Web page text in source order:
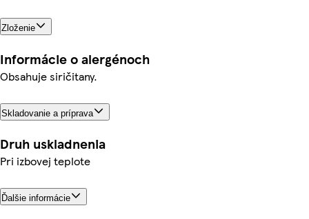
Zloženie
Informácie o alergénoch
Obsahuje siričitany.
Skladovanie a príprava
Druh uskladnenia
Pri izbovej teplote
Ďalšie informácie